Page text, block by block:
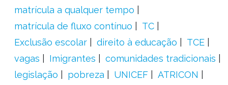
matrícula a qualquer tempo
matrícula de fluxo contínuo
TC
Exclusão escolar
direito à educação
TCE
vagas
Imigrantes
comunidades tradicionais
legislação
pobreza UNICEF
ATRICON